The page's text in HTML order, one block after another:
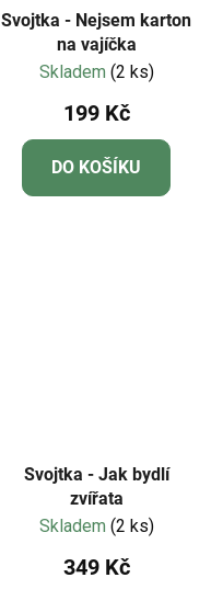
Svojtka - Nejsem karton
na vajíčka
Skladem (2 ks)
199 Kč
DO KOŠÍKU
Svojtka - Jak bydlí
zvířata
Skladem (2 ks)
349 Kč